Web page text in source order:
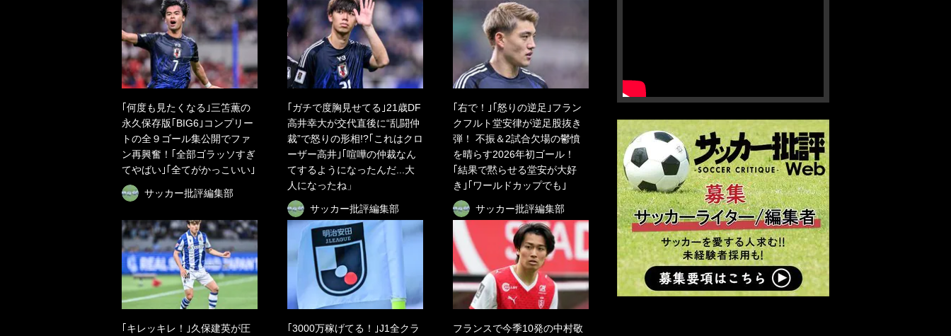
｢何度も見たくなる｣三笘薫の
永久保存版｢BIG6｣コンプリー
トの全９ゴール集公開でファ
ン再興奮！｢全部ゴラッソすぎ
てやばい｣｢全てがかっこいい｣
サッカー批評編集部
｢ガチで度胸見せてる｣21歳DF
高井幸大が交代直後に“乱闘仲
裁”で怒りの形相!?｢これはクロ
ーザー高井｣｢喧嘩の仲裁なん
てするようになったんだ...大
人になったね」
サッカー批評編集部
｢右で！｣｢怒りの逆足｣フラン
クフルト堂安律が逆足股抜き
弾！ 不振＆2試合欠場の鬱憤
を晴らす2026年初ゴール！
｢結果で黙らせる堂安が大好
き｣｢ワールドカップでも｣
サッカー批評編集部
｢キレッキレ！｣久保建英が圧
｢3000万稼げてる！｣J1全クラ
フランスで今季10発の中村敬